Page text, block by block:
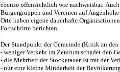
ebenso offensichtlich wie nachweisbar.
Bürgergruppen und Vereinen auf
Orte haben eigene dauerhafte
Fortschritte berichten.
Der Standpunkt der Gemeinde (Kritik an
- weniger Verkehr im Zentrum schadet den
- die Mehrheit der Stockerauer ist mit der
- nur eine kleine Minderheit der